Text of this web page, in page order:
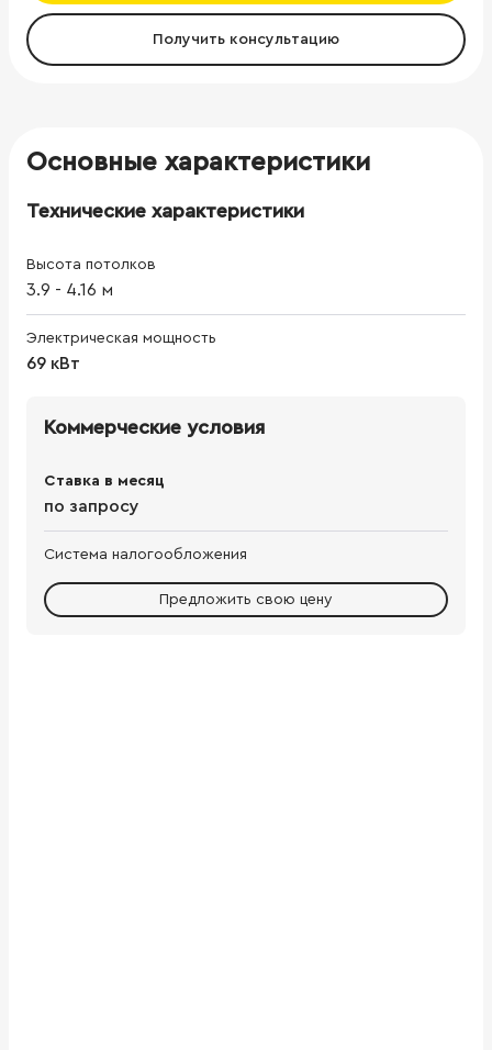
Получить консультацию
Основные характеристики
Технические характеристики
Высота потолков
3.9 - 4.16 м
Электрическая мощность
69 кВт
Коммерческие условия
Ставка в месяц
по запросу
Система налогообложения
Предложить свою цену